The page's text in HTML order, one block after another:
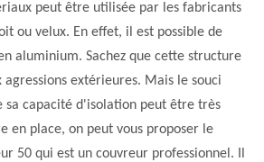
peut être utilisée par les fabricants
ou velux. En effet, il est possible de
aluminium. Sachez que cette structure
extérieures. Mais le souci
sa capacité d'isolation peut être très
en place, on peut vous proposer le
50 qui est un couvreur professionnel. Il